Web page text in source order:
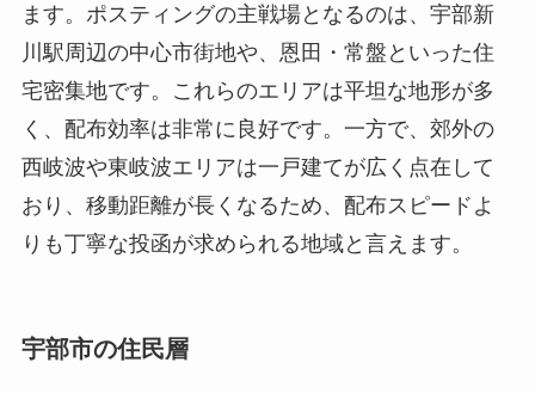
ます。ポスティングの主戦場となるのは、宇部新
川駅周辺の中心市街地や、恩田・常盤といった住
宅密集地です。これらのエリアは平坦な地形が多
く、配布効率は非常に良好です。一方で、郊外の
西岐波や東岐波エリアは一戸建てが広く点在して
おり、移動距離が長くなるため、配布スピードよ
りも丁寧な投函が求められる地域と言えます。
宇部市の住民層